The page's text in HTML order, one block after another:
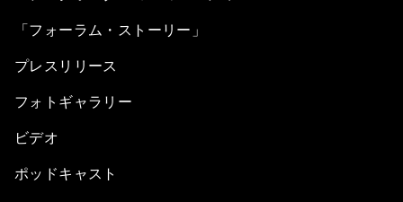
「フォーラム・ストーリー」
プレスリリース
フォトギャラリー
ビデオ
ポッドキャスト